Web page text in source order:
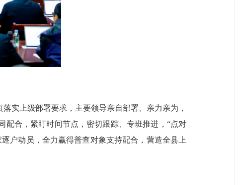
上级部署要求，主要领导亲自部署、亲力亲为，
配合，紧盯时间节点，密切跟踪、专班推进，“点对
户动员，全力赢得普查对象支持配合，营造全县上